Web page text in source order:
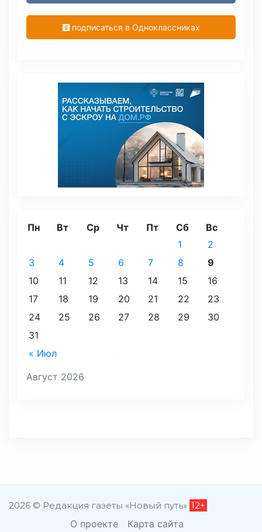
подписаться в Одноклассниках
Август 2026
Пн Вт Ср Чт Пт Сб Вс
« Июл
1
2
3
4 5 6 7 8
9
10
11 12 13 14 15
16
17
18 19 20 21 22
23
24
25 26 27 28 29
30
31
2026 © Редакция газеты «Новый путь» 12+
О проекте Карта сайта